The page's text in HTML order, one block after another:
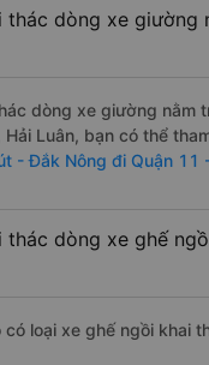
thác dòng xe
dòng xe giường nằm
Luân, bạn có thể
- Đắk Nông đi Quận 11
thác dòng xe ghế
có loại xe ghế ngồi khai